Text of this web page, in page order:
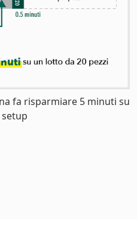
fa risparmiare 5 minuti su